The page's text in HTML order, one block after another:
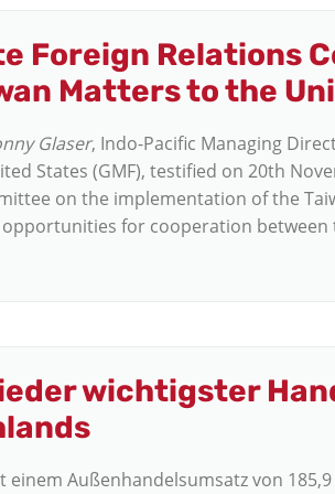
Foreign Relations
Matters to the
Glaser, Indo-Pacific Managing
States (GMF), testified on 20th
on the implementation of the
for cooperation between
wichtigster
einem Außenhandelsumsatz von